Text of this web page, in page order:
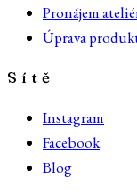
Pronájem
Úprava
Sítě
Instagram
Facebook
Blog